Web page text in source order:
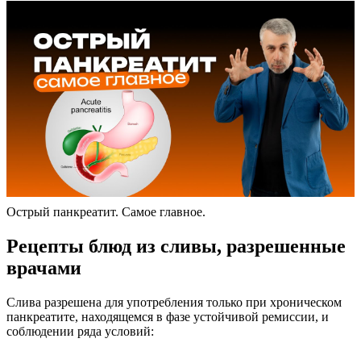
Острый панкреатит. Самое главное.
Рецепты блюд из сливы, разрешенные
врачами
Слива разрешена для употребления только при хроническом
панкреатите, находящемся в фазе устойчивой ремиссии, и
соблюдении ряда условий: